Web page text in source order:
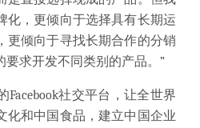
化，更倾向于选择具有长期运
更倾向于寻找长期合作的分销
求开发不同类别的产品。”
Facebook社交平台，让全世界
化和中国食品，建立中国企业